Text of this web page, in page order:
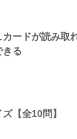
カードが読み取
きる
【全10問】